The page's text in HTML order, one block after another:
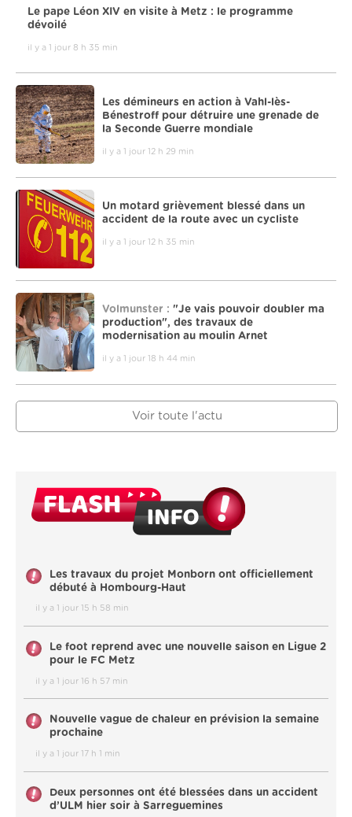
Le pape Léon XIV en visite à Metz : le programme
dévoilé
il y a 1 jour 8 h 35 min
Les démineurs en action à Vahl-lès-
Bénestroff pour détruire une grenade de
la Seconde Guerre mondiale
il y a 1 jour 12 h 29 min
Un motard grièvement blessé dans un
accident de la route avec un cycliste
il y a 1 jour 12 h 35 min
Volmunster : "Je vais pouvoir doubler ma
production", des travaux de
modernisation au moulin Arnet
il y a 1 jour 18 h 44 min
Voir toute l'actu
Les travaux du projet Monborn ont officiellement
débuté à Hombourg-Haut
il y a 1 jour 15 h 58 min
Le foot reprend avec une nouvelle saison en Ligue 2
pour le FC Metz
il y a 1 jour 16 h 57 min
Nouvelle vague de chaleur en prévision la semaine
prochaine
il y a 1 jour 17 h 1 min
Deux personnes ont été blessées dans un accident
d’ULM hier soir à Sarreguemines